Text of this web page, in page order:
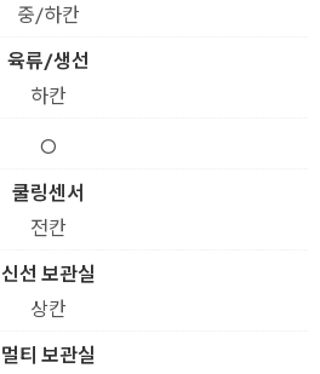
중/하칸
육류/생선
하칸
O
쿨링센서
전칸
신선 보관실
상칸
멀티 보관실